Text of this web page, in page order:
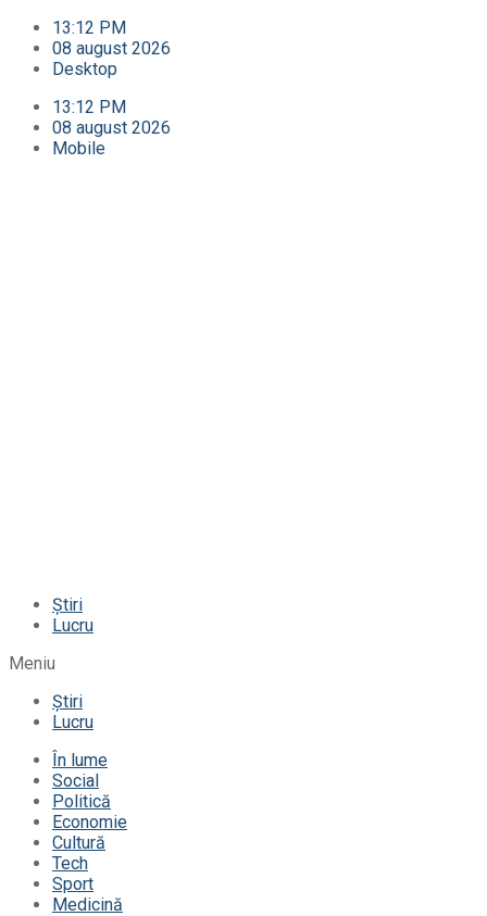
13:12 PM
08 august 2026
Desktop
13:12 PM
08 august 2026
Mobile
Știri
Lucru
Meniu
Știri
Lucru
În lume
Social
Politică
Economie
Cultură
Tech
Sport
Medicină